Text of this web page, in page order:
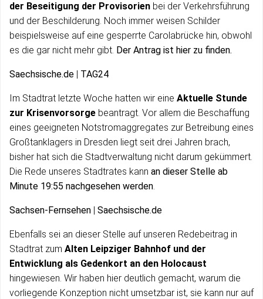
der Beseitigung der Provisorien bei der Verkehrsführung
und der Beschilderung. Noch immer weisen Schilder
beispielsweise auf eine gesperrte Carolabrücke hin, obwohl
es die gar nicht mehr gibt. Der Antrag ist hier zu finden.
Saechsische.de | TAG24
Im Stadtrat letzte Woche hatten wir eine Aktuelle Stunde
zur Krisenvorsorge beantragt. Vor allem die Beschaffung
eines geeigneten Notstromaggregates zur Betreibung eines
Großtanklagers in Dresden liegt seit drei Jahren brach,
bisher hat sich die Stadtverwaltung nicht darum gekümmert.
Die Rede unseres Stadtrates kann an dieser Stelle ab
Minute 19:55 nachgesehen werden.
Sachsen-Fernsehen | Saechsische.de
Ebenfalls sei an dieser Stelle auf unseren Redebeitrag in
Stadtrat zum Alten Leipziger Bahnhof und der
Entwicklung als Gedenkort an den Holocaust
hingewiesen. Wir haben hier deutlich gemacht, warum die
vorliegende Konzeption nicht umsetzbar ist, sie kann nur auf